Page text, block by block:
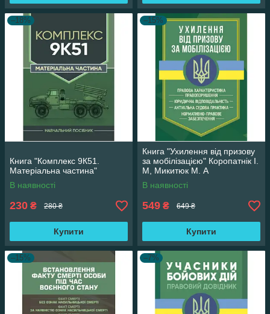
–18%
Книга "Комплекс 9К51.
Матеріальна частина"
В наявності
230 ₴ 280 ₴
Купити
–15%
Книга "Ухилення від призову
за мобілізацією" Коропатнік І.
М, Микитюк М. А
В наявності
549 ₴ 649 ₴
Купити
–15% –7%